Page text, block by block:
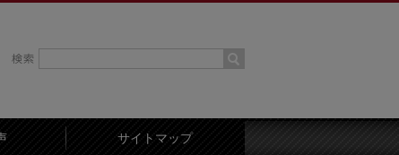
サイトマップ